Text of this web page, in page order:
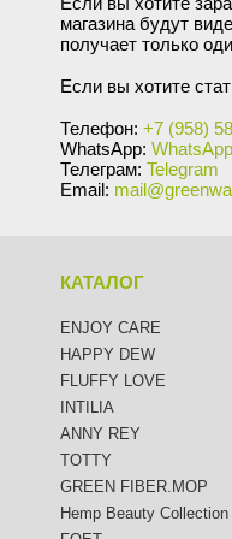
Сыворотки
Текстиль
Детская косметика
Духи
Спрей для носа /
Эфирные масла
Чай в пакетиках
Teavitall
Nice Code
Ecopam
Revitall
Green Fiber
Healthberry
Totty
магазина будут
получает только
Если вы хотите
Телефон: +7 (958)
WhatsApp: WhatsApp
Телеграм: Telegram
Email:
КАТАЛОГ
ENJOY CARE
HAPPY DEW
FLUFFY LOVE
INTILIA
ANNY REY
TOTTY
GREEN FIBER.MOP
Hemp Beauty Collection